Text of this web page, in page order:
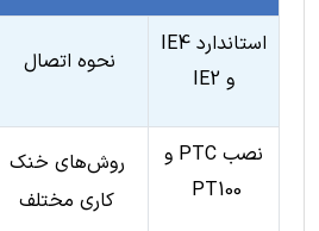
استاندارد IE4
و IE2
نحوه اتصال
نصب PTC و
PT100
روش‌های خنک
کاری مختلف